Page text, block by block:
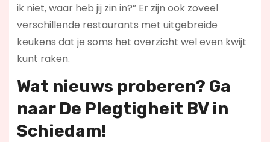
ik niet, waar heb jij zin in?” Er zijn ook zoveel
verschillende restaurants met uitgebreide
keukens dat je soms het overzicht wel even kwijt
kunt raken.
Wat nieuws proberen? Ga
naar De Plegtigheit BV in
Schiedam!